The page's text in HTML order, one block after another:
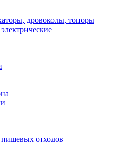
дровоколы, топоры
отходов